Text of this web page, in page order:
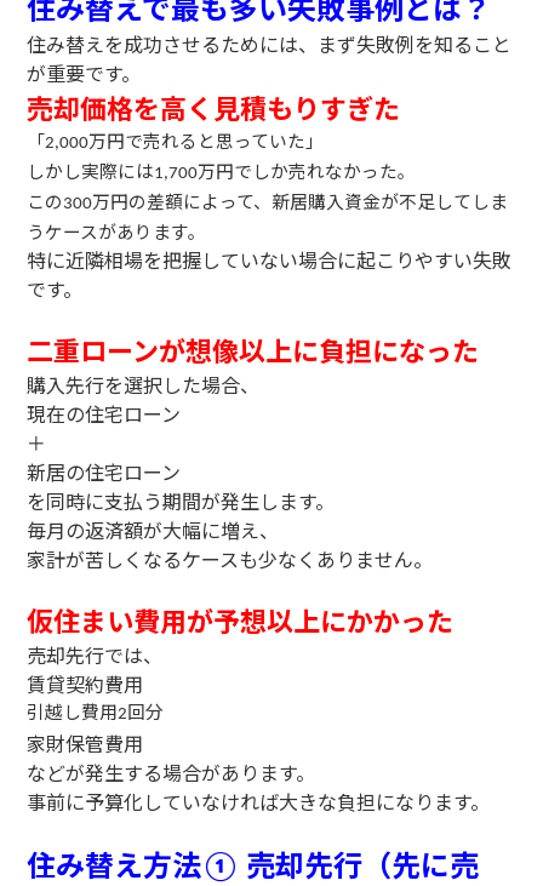
住み替えを成功させるためには、まず失敗例を知ること
が重要です。
売却価格を高く見積もりすぎた
「2,000万円で売れると思っていた」
しかし実際には1,700万円でしか売れなかった。
この 300万円の差額によって、新居購入資金が不足してしま
うケースがあります。
特に近隣相場を把握していない場合に起こりやすい失敗
です。
二重ローンが想像以上に負担になった
購入先行を選択した場合、
現在の住宅ローン
＋
新居の住宅ローン
を同時に支払う期間が発生します。
毎月の返済額が大幅に増え、
家計が苦しくなるケースも少なくありません。
仮住まい費用が予想以上にかかった
売却先行では、
賃貸契約費用
引越し費用2回分
家財保管費用
などが発生する場合があります。
事前に予算化していなければ大きな負担になります。
住み替え方法① 売却先行（先に売